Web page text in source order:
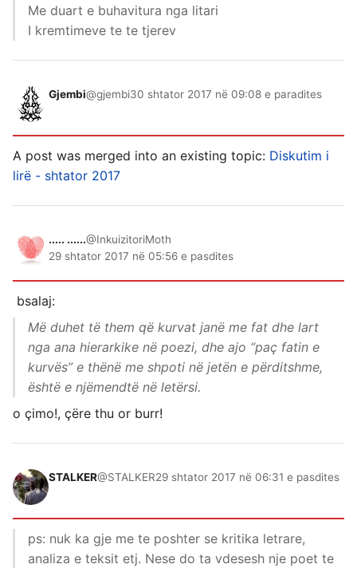
Me duart e buhavitura nga litari
I kremtimeve te te tjerev
Gjembi@gjembi30 shtator 2017 në 09:08 e paradites
A post was merged into an existing topic: Diskutim i
lirë - shtator 2017
..... ......@InkuizitoriMoth
29 shtator 2017 në 05:56 e pasdites
bsalaj:
Më duhet të them që kurvat janë me fat dhe lart
nga ana hierarkike në poezi, dhe ajo “paç fatin e
kurvës” e thënë me shpoti në jetën e përditshme,
është e njëmendtë në letërsi.
o çimo!, çëre thu or burr!
STALKER@STALKER29 shtator 2017 në 06:31 e pasdites
ps: nuk ka gje me te poshter se kritika letrare,
analiza e teksit etj. Nese do ta vdesesh nje poet te